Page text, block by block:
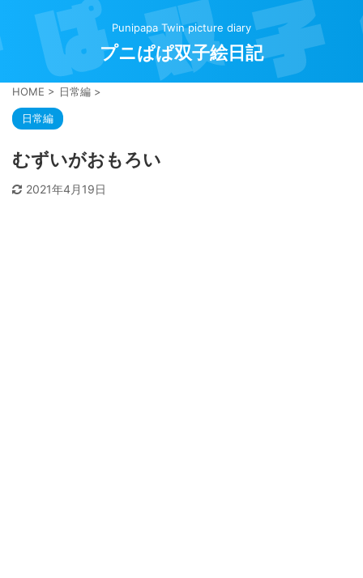
Punipapa Twin picture diary
プニぱぱ双子絵日記
HOME > 日常編 >
日常編
むずいがおもろい
2021年4月19日